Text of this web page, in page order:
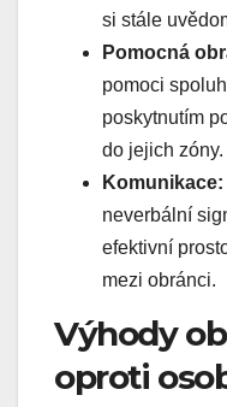
si stále
Pomocná
pomoci
poskytnutím
do jejich zóny.
Komunikace:
neverbální
efektivní
mezi obránci.
Výhody
oproti